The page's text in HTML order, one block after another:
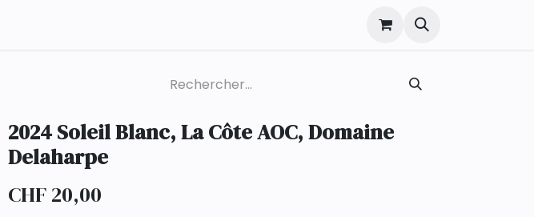
2024 Soleil Blanc, La Côte AOC, Domaine
Delaharpe
CHF20,00